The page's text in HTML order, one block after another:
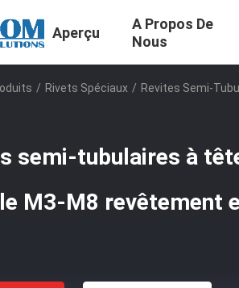
Aperçu
A Propos De
Nous
/ Rivets Spéciaux / Revites Semi-
semi-tubulaires à
M3-M8 revêtement